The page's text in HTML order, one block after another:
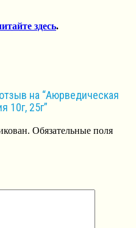
здесь.
на “Аюрведическая
10г, 25г”
Обязательные поля